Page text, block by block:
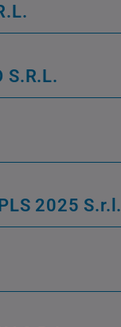
S.R.L.
2025 S.r.l.